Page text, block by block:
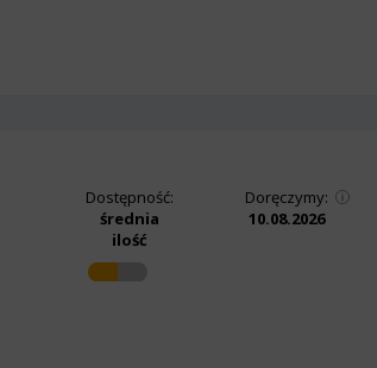
Dostępność:
średnia
ilość
Doręczymy:
10.08.2026